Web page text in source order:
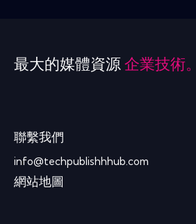
最大的媒體資源 企業技術。
聯繫我們
info@techpublishhhub.com
網站地圖